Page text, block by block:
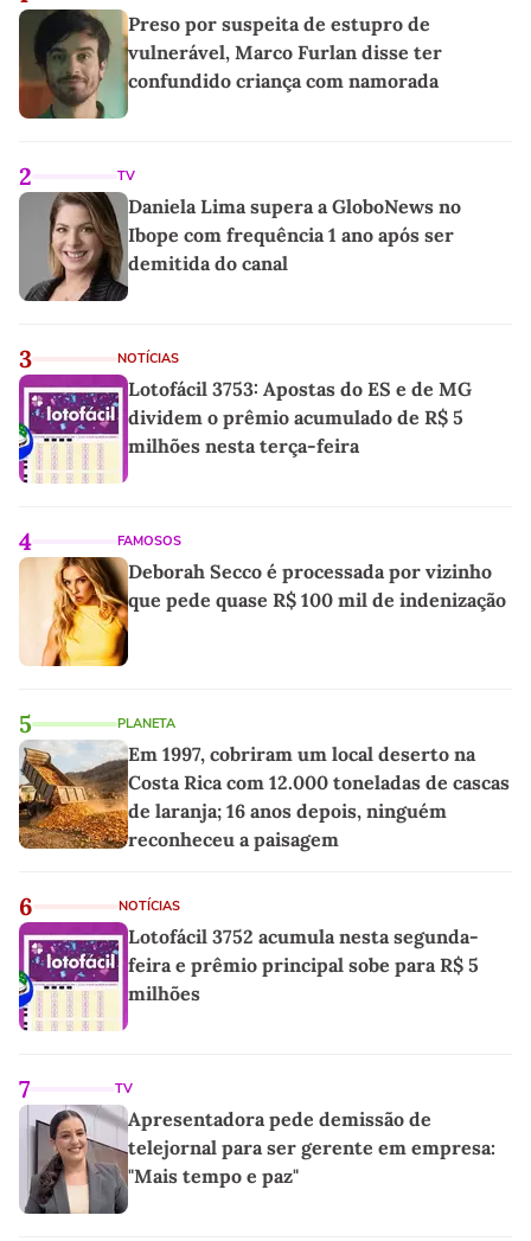
Preso por suspeita de estupro de
vulnerável, Marco Furlan disse ter
confundido criança com namorada
2 TV
Daniela Lima supera a GloboNews no
Ibope com frequência 1 ano após ser
demitida do canal
3 NOTÍCIAS
Lotofácil 3753: Apostas do ES e de MG
dividem o prêmio acumulado de R$ 5
milhões nesta terça-feira
4 FAMOSOS
Deborah Secco é processada por vizinho
que pede quase R$ 100 mil de indenização
5 PLANETA
Em 1997, cobriram um local deserto na
Costa Rica com 12.000 toneladas de cascas
de laranja; 16 anos depois, ninguém
reconheceu a paisagem
6 NOTÍCIAS
Lotofácil 3752 acumula nesta segunda-
feira e prêmio principal sobe para R$ 5
milhões
7 TV
Apresentadora pede demissão de
telejornal para ser gerente em empresa:
"Mais tempo e paz"